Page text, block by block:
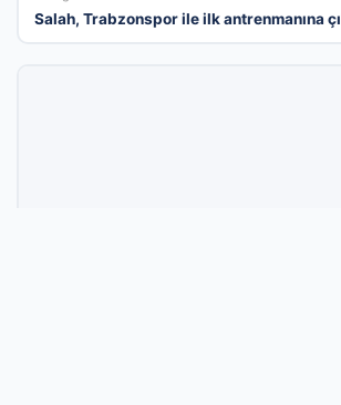
Salah, Trabzonspor ile ilk antrenmanına